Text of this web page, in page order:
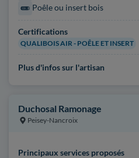
Poêle ou insert bois
Certifications
QUALIBOIS AIR - POÊLE ET INSERT
Plus d'infos sur l'artisan
Duchosal Ramonage
Peisey-Nancroix
Principaux services proposés